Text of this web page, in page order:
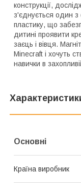
конструкції,
з'єднується один з
пластику, що
дитині проявити
заєць і вівця.
Minecraft і хочуть
навички в
Основні
Країна виробник